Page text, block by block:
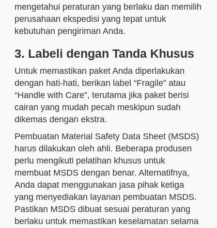
mengetahui peraturan yang berlaku dan memilih
perusahaan ekspedisi yang tepat untuk
kebutuhan pengiriman Anda.
3. Labeli dengan Tanda Khusus
Untuk memastikan paket Anda diperlakukan
dengan hati-hati, berikan label “Fragile” atau
“Handle with Care”, terutama jika paket berisi
cairan yang mudah pecah meskipun sudah
dikemas dengan ekstra.
Pembuatan Material Safety Data Sheet (MSDS)
harus dilakukan oleh ahli. Beberapa produsen
perlu mengikuti pelatihan khusus untuk
membuat MSDS dengan benar. Alternatifnya,
Anda dapat menggunakan jasa pihak ketiga
yang menyediakan layanan pembuatan MSDS.
Pastikan MSDS dibuat sesuai peraturan yang
berlaku untuk memastikan keselamatan selama